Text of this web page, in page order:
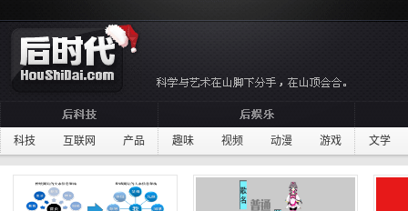
科技 互联网 产品 趣味 视频 动漫 游戏 文学